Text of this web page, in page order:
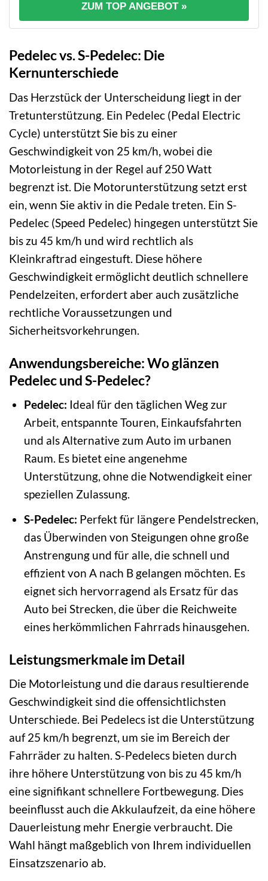
ZUM TOP ANGEBOT »
Pedelec vs. S-Pedelec: Die
Kernunterschiede
Das Herzstück der Unterscheidung liegt in der
Tretunterstützung. Ein Pedelec (Pedal Electric
Cycle) unterstützt Sie bis zu einer
Geschwindigkeit von 25 km/h, wobei die
Motorleistung in der Regel auf 250 Watt
begrenzt ist. Die Motorunterstützung setzt erst
ein, wenn Sie aktiv in die Pedale treten. Ein S-
Pedelec (Speed Pedelec) hingegen unterstützt Sie
bis zu 45 km/h und wird rechtlich als
Kleinkraftrad eingestuft. Diese höhere
Geschwindigkeit ermöglicht deutlich schnellere
Pendelzeiten, erfordert aber auch zusätzliche
rechtliche Voraussetzungen und
Sicherheitsvorkehrungen.
Anwendungsbereiche: Wo glänzen
Pedelec und S-Pedelec?
Pedelec: Ideal für den täglichen Weg zur
Arbeit, entspannte Touren, Einkaufsfahrten
und als Alternative zum Auto im urbanen
Raum. Es bietet eine angenehme
Unterstützung, ohne die Notwendigkeit einer
speziellen Zulassung.
S-Pedelec: Perfekt für längere Pendelstrecken,
das Überwinden von Steigungen ohne große
Anstrengung und für alle, die schnell und
effizient von A nach B gelangen möchten. Es
eignet sich hervorragend als Ersatz für das
Auto bei Strecken, die über die Reichweite
eines herkömmlichen Fahrrads hinausgehen.
Leistungsmerkmale im Detail
Die Motorleistung und die daraus resultierende
Geschwindigkeit sind die offensichtlichsten
Unterschiede. Bei Pedelecs ist die Unterstützung
auf 25 km/h begrenzt, um sie im Bereich der
Fahrräder zu halten. S-Pedelecs bieten durch
ihre höhere Unterstützung von bis zu 45 km/h
eine signifikant schnellere Fortbewegung. Dies
beeinflusst auch die Akkulaufzeit, da eine höhere
Dauerleistung mehr Energie verbraucht. Die
Wahl hängt maßgeblich von Ihrem individuellen
Einsatzszenario ab.